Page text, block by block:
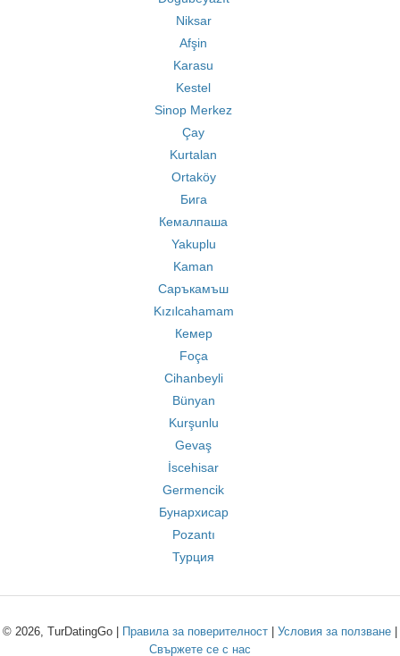
Niksar
Afşin
Karasu
Kestel
Sinop Merkez
Çay
Kurtalan
Ortaköy
Бига
Кемалпаша
Yakuplu
Kaman
Саръкамъш
Kızılcahamam
Кемер
Foça
Cihanbeyli
Bünyan
Kurşunlu
Gevaş
İscehisar
Germencik
Бунархисар
Pozantı
Турция
© 2026, TurDatingGo | Правила за поверителност Условия за ползване
Свържете се с нас